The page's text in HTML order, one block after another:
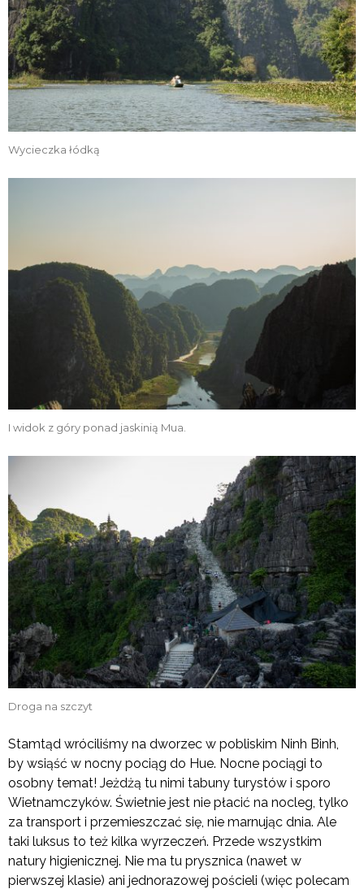
Wycieczka łódką
I widok z góry ponad jaskinią Mua.
Droga na szczyt
Stamtąd wróciliśmy na dworzec w pobliskim Ninh Binh,
by wsiąść w nocny pociąg do Hue. Nocne pociągi to
osobny temat! Jeżdżą tu nimi tabuny turystów i sporo
Wietnamczyków. Świetnie jest nie płacić na nocleg, tylko
za transport i przemieszczać się, nie marnując dnia. Ale
taki luksus to też kilka wyrzeczeń. Przede wszystkim
natury higienicznej. Nie ma tu prysznica (nawet w
pierwszej klasie) ani jednorazowej pościeli (więc polecam